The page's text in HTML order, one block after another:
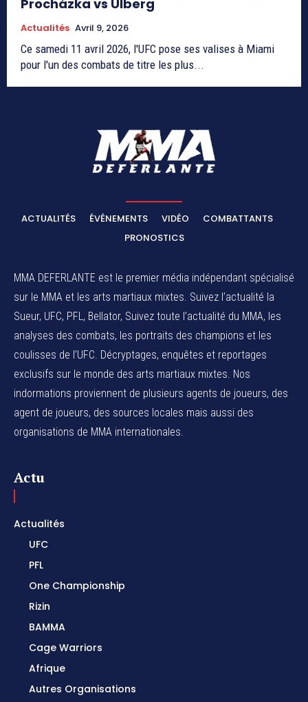
Procházka vs Ulberg
Actualités Avril 9, 2026
Ce samedi 11 avril 2026, l'UFC pose ses valises à Miami
pour l'un des combats de titre les plus...
ACTUALITÉS ÉVÉNEMENTS VIDÉO
COMBATTANTS
PRONOSTICS
MMA DEFERLANTE est le premier média indépendant spécialisé
sur le MMA et les arts martiaux mixtes. Suivez l’actualité la
Sueur, UFC, PFL, Bellator, Suivez toute l’actualité du MMA, les
analyses des combats, les portraits des champions et les
coulisses de l’UFC. Décryptages, enquêtes et reportages
exclusifs sur le monde des arts martiaux mixtes. Nos
indormations proviennent de plusieurs agents de joueurs, des
agent de joueurs, des sources locales mais aussi des
organisations de MMA internationales.
Actu
Actualités
UFC
PFL
One Championship
Rizin
BAMMA
Cage Warriors
Afrique
Autres Organisations